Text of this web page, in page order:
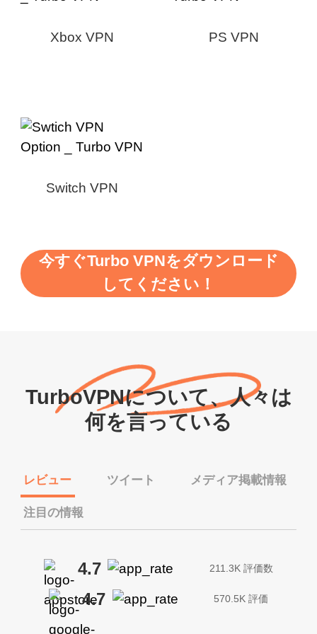
Xbox VPN PS VPN
Switch VPN
今すぐTurbo VPNをダウンロード
してください！
TurboVPNについて、人々は
何を言っている
レビュー ツイート メディア掲載情報
注目の情報
4.7 211.3K 評価数
4.7 570.5K 評価